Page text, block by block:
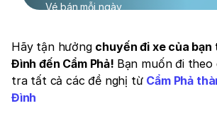
Vé bán mỗi ngày
Hãy tận hưởng chuyến đi xe của bạn
Đình đến Cẩm Phả! Bạn muốn đi theo
tra tất cả các đề nghị từ Cẩm Phả
Đình